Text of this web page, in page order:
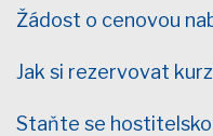
Žádost o cenovou
Jak si rezervovat kurz
Staňte se